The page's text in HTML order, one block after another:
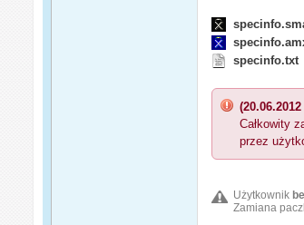
specinfo.txt
(20.06.2012
Całkowity
przez
Użytkownik
Zamiana